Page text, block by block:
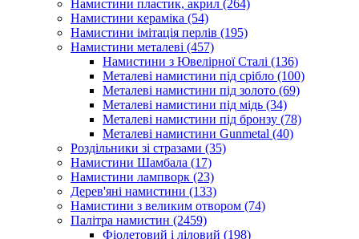
Намистини пластик, акрил (264)
Намистини кераміка (54)
Намистини імітація перлів (195)
Намистини металеві (457)
Намистини з Ювелірної Сталі (136)
Металеві намистини під срібло (100)
Металеві намистини під золото (69)
Металеві намистини під мідь (34)
Металеві намистини під бронзу (78)
Металеві намистини Gunmetal (40)
Роздільники зі стразами (35)
Намистини Шамбала (17)
Намистини лампворк (23)
Дерев'яні намистини (133)
Намистини з великим отвором (74)
Палітра намистин (2459)
Фіолетовий і ліловий (198)